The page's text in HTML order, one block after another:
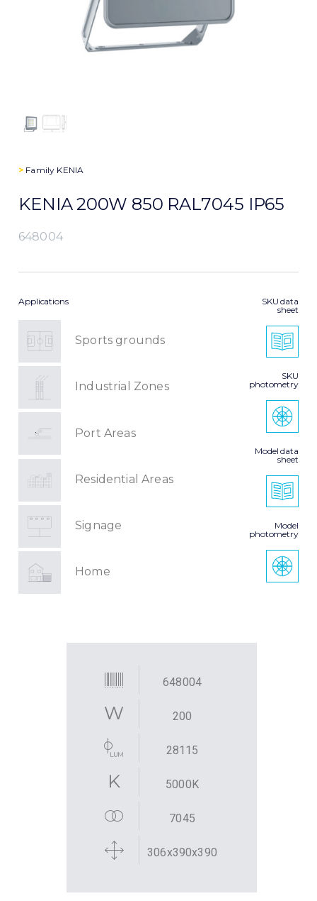
> Family KENIA
KENIA 200W 850 RAL7045 IP65
648004
Applications
Sports grounds
Industrial Zones
Port Areas
Residential Areas
Signage
Home
SKU data
sheet
SKU
photometry
Model data
sheet
Model
photometry
648004
200
28115
5000K
7045
306x390x390